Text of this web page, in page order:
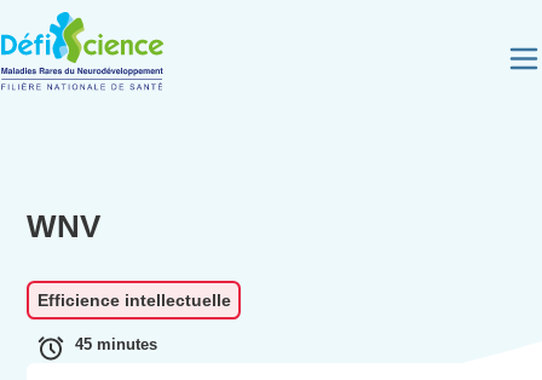
WNV
Efficience intellectuelle
45 minutes
Panneau de gestion des cookies